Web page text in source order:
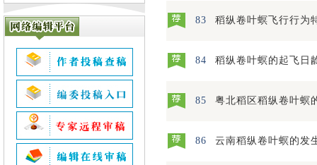
83 稻纵卷叶螟飞行行为
84 稻纵卷叶螟的起飞日
85 粤北稻区稻纵卷叶螟
86 云南稻纵卷叶螟的发